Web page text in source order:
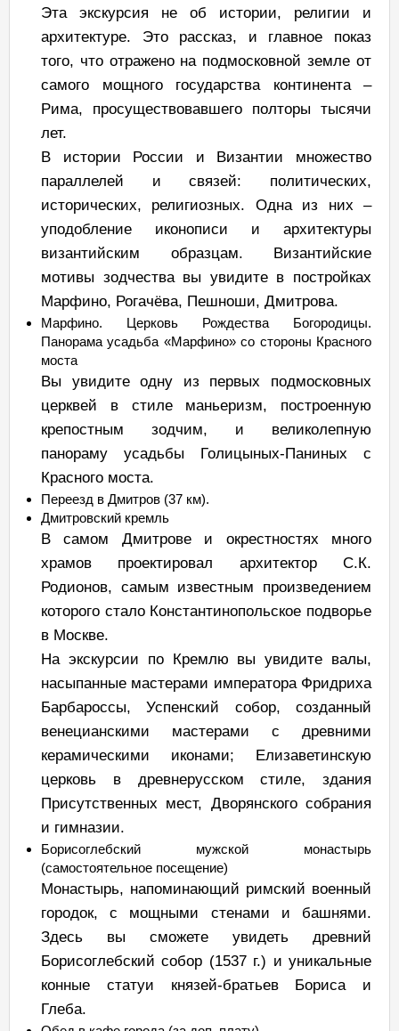
Эта экскурсия не об истории, религии и
архитектуре. Это рассказ, и главное показ
того, что отражено на подмосковной земле от
самого мощного государства континента –
Рима, просуществовавшего полторы тысячи
лет.
В истории России и Византии множество
параллелей и связей: политических,
исторических, религиозных. Одна из них –
уподобление иконописи и архитектуры
византийским образцам. Византийские
мотивы зодчества вы увидите в постройках
Марфино, Рогачёва, Пешноши, Дмитрова.
Марфино. Церковь Рождества Богородицы.
Панорама усадьба «Марфино» со стороны Красного
моста
Вы увидите одну из первых подмосковных
церквей в стиле маньеризм, построенную
крепостным зодчим, и великолепную
панораму усадьбы Голицыных-Паниных с
Красного моста.
Переезд в Дмитров (37 км).
Дмитровский кремль
В самом Дмитрове и окрестностях много
храмов проектировал архитектор С.К.
Родионов, самым известным произведением
которого стало Константинопольское подворье
в Москве.
На экскурсии по Кремлю вы увидите валы,
насыпанные мастерами императора Фридриха
Барбароссы, Успенский собор, созданный
венецианскими мастерами с древними
керамическими иконами; Елизаветинскую
церковь в древнерусском стиле, здания
Присутственных мест, Дворянского собрания
и гимназии.
Борисоглебский мужской монастырь
(самостоятельное посещение)
Монастырь, напоминающий римский военный
городок, с мощными стенами и башнями.
Здесь вы сможете увидеть древний
Борисоглебский собор (1537 г.) и уникальные
конные статуи князей-братьев Бориса и
Глеба.